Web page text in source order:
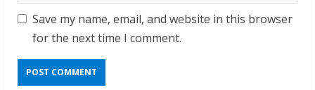
Save my name, email, and website in this browser
for the next time I comment.